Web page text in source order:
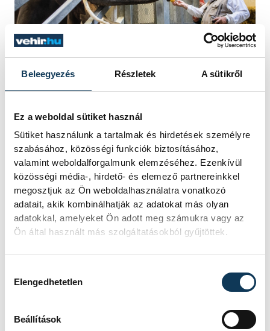
Beleegyezés Részletek A sütikről
Ez a weboldal sütiket használ
Sütiket használunk a tartalmak és hirdetések személyre
szabásához, közösségi funkciók biztosításához,
valamint weboldalforgalmunk elemzéséhez. Ezenkívül
közösségi média-, hirdető- és elemező partnereinkkel
megosztjuk az Ön weboldalhasználatra vonatkozó
adatait, akik kombinálhatják az adatokat más olyan
adatokkal, amelyeket Ön adott meg számukra vagy az
Ön által használt más szolgáltatásokból gyűjtöttek.
Elengedhetetlen
Beállítások
A túra családias hangulatban, izgalmakkal
telt, a bátrabbak pedig nemcsak a fókákat
és a pingvineket, de az elefántokat is
megetették.
Ovádi Péter zoo
nyugdíjas
Török László
világnap
Szente József